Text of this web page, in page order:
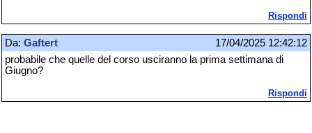
Rispondi
Da: Gaftert
17/04/2025 12:42:12
probabile che quelle del corso usciranno la prima settimana di
Giugno?
Rispondi